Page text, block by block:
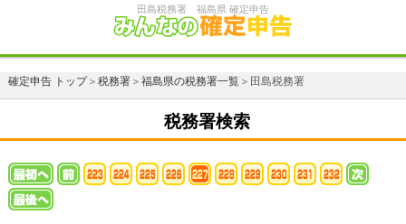
田島税務署 福島県 確定申告
確定申告 トップ＞ 税務署＞ 福島県の税務署一覧＞田島税務署
税務署検索